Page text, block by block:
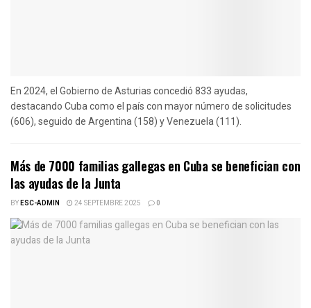
En 2024, el Gobierno de Asturias concedió 833 ayudas,
destacando Cuba como el país con mayor número de solicitudes
(606), seguido de Argentina (158) y Venezuela (111).
Más de 7000 familias gallegas en Cuba se benefician con
las ayudas de la Junta
BYESC-ADMIN 24 SEPTEMBRE 2025 0